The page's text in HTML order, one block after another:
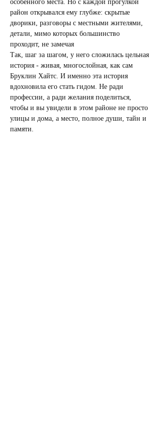
особенного места. Но с каждой прогулкой
район открывался ему глубже: скрытые
дворики, разговоры с местными жителями,
детали, мимо которых большинство
проходит, не замечая
Так, шаг за шагом, у него сложилась цельная
история - живая, многослойная, как сам
Бруклин Хайтс. И именно эта история
вдохновила его стать гидом. Не ради
профессии, а ради желания поделиться,
чтобы и вы увидели в этом районе не просто
улицы и дома, а место, полное души, тайн и
памяти.